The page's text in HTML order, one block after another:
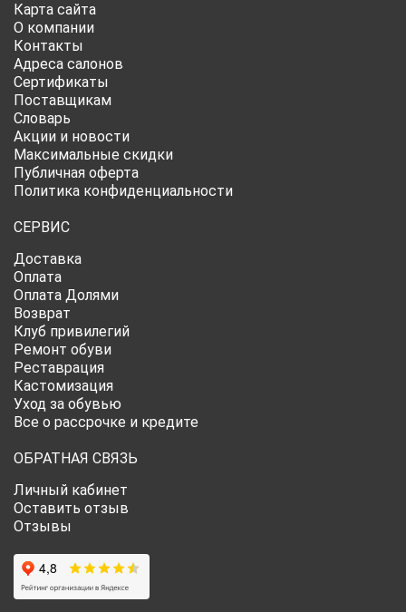
Карта сайта
О компании
Контакты
Адреса салонов
Сертификаты
Поставщикам
Словарь
Акции и новости
Максимальные скидки
Публичная оферта
Политика конфиденциальности
СЕРВИС
Доставка
Оплата
Оплата Долями
Возврат
Клуб привилегий
Ремонт обуви
Реставрация
Кастомизация
Уход за обувью
Все о рассрочке и кредите
ОБРАТНАЯ СВЯЗЬ
Личный кабинет
Оставить отзыв
Отзывы